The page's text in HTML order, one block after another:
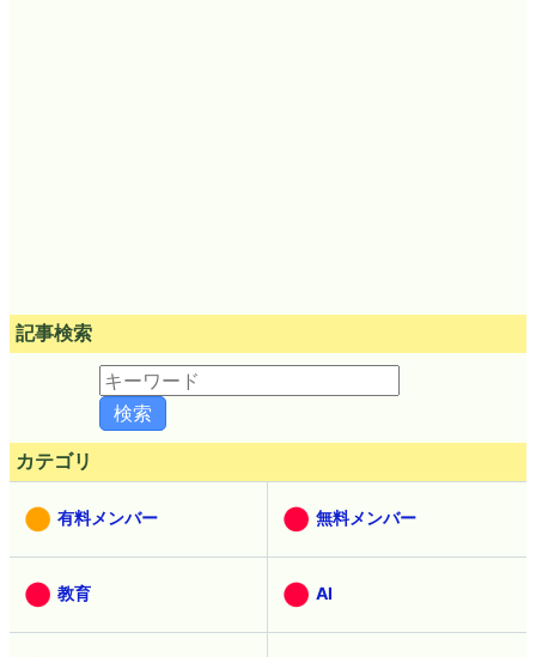
記事検索
カテゴリ
有料メンバー 無料メンバー
教育 AI